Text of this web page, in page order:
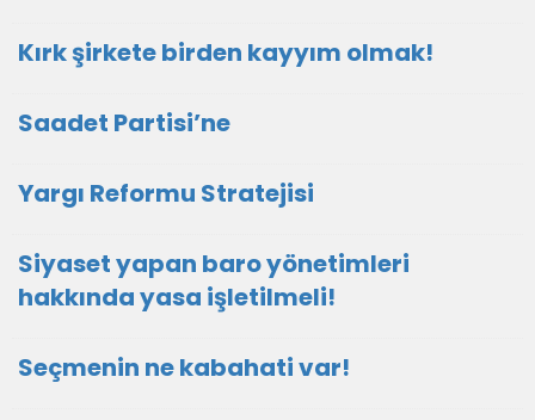
Kırk şirkete birden kayyım olmak!
Saadet Partisi’ne
Yargı Reformu Stratejisi
Siyaset yapan baro yönetimleri
hakkında yasa işletilmeli!
Seçmenin ne kabahati var!